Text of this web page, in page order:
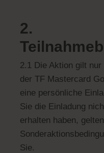
2.
2.1 Die Aktion gilt
der TF Mastercard
eine persönliche
Sie die Einladung
erhalten haben,
Sie.